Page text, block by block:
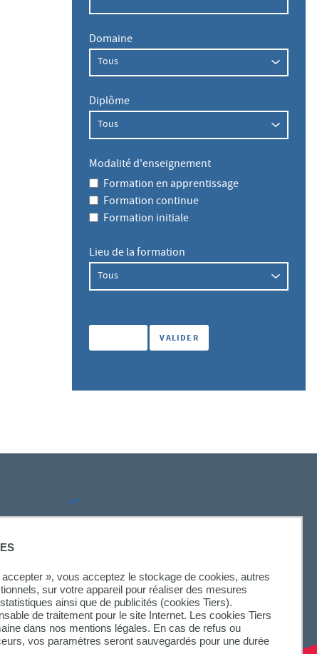
accepter », vous acceptez le stockage de cookies, autres
sur votre appareil pour réaliser des mesures
ainsi que de publicités (cookies Tiers).
de traitement pour le site Internet. Les cookies Tiers
dans nos mentions légales. En cas de refus ou
vos paramètres seront sauvegardés pour une durée
Domaine
Diplôme
Modalité d'enseignement
Formation en apprentissage
Formation continue
Formation initiale
Lieu de la formation
SUIVEZ-NOUS